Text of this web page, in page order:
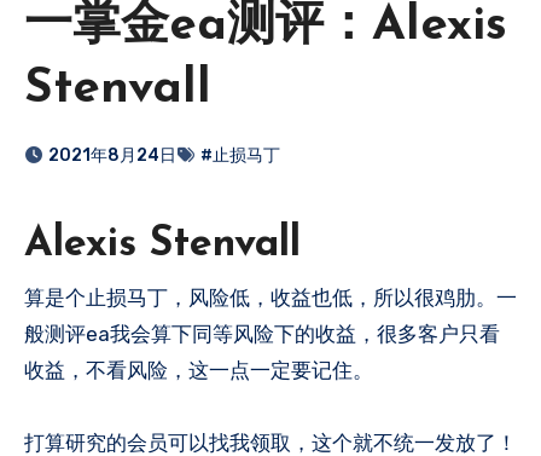
一掌金ea测评：Alexis
Stenvall
2021年8月24日 #止损马丁
Alexis Stenvall
般测评ea我会算下同等风险下的收益，很多客户只看
收益，不看风险，这一点一定要记住。
打算研究的会员可以找我领取，这个就不统一发放了！